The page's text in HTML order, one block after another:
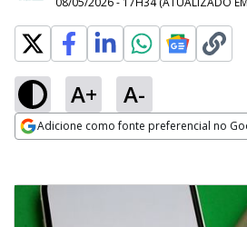
A+ A-
Adicione como fonte preferencial no